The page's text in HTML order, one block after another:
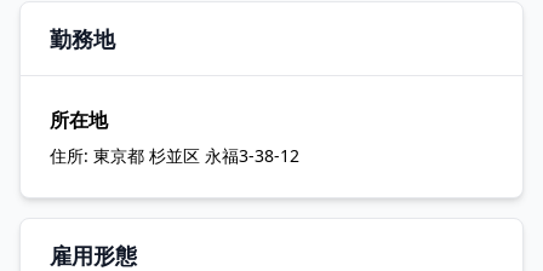
勤務地
所在地
住所: 東京都 杉並区 永福3-38-12
雇用形態